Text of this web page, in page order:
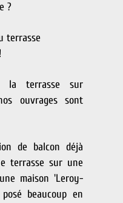
?
terrasse
la terrasse sur
ouvrages sont
de balcon déjà
terrasse sur une
maison 'Leroy-
beaucoup en